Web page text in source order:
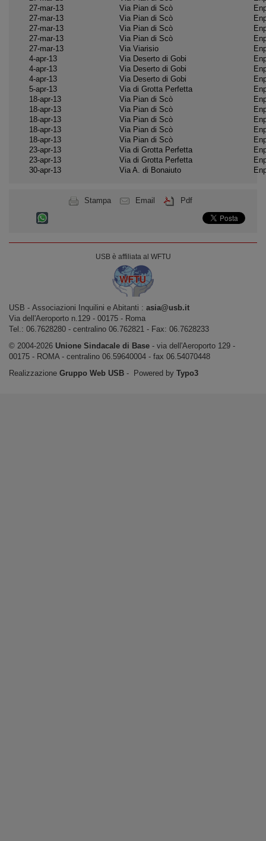
27-mar-13
Via Pian di Scò
27-mar-13
Via Pian di Scò
27-mar-13
Via Pian di Scò
27-mar-13
Via Pian di Scò
27-mar-13
Via Viarisio
4-apr-13
Via Deserto di Gobi
4-apr-13
Via Deserto di Gobi
4-apr-13
Via Deserto di Gobi
5-apr-13
Via di Grotta Perfetta
18-apr-13
Via Pian di Scò
18-apr-13
Via Pian di Scò
18-apr-13
Via Pian di Scò
18-apr-13
Via Pian di Scò
18-apr-13
Via Pian di Scò
23-apr-13
Via di Grotta Perfetta
23-apr-13
Via di Grotta Perfetta
30-apr-13
Via A. di Bonaiuto
Stampa Email Pdf
USB è affiliata al WFTU
USB ‐ Associazioni Inquilini e Abitanti : asia@usb.it
Via dell'Aeroporto n.129 ‐ 00175 ‐ Roma
Tel.: 06.7628280 - centralino 06.762821 ‐ Fax: 06.7628233
© 2004-2026 Unione Sindacale di Base ‐ via dell'Aeroporto 129 -
00175 - ROMA - centralino 06.59640004 - fax 06.54070448
Realizzazione Gruppo Web USB ‐ Powered by Typo3